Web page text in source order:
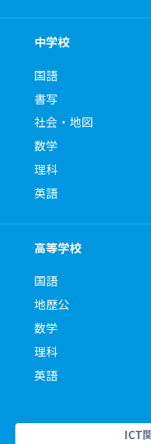
中学校
国語
書写
社会・地図
数学
理科
英語
高等学校
国語
地歴公
数学
理科
英語
ICT